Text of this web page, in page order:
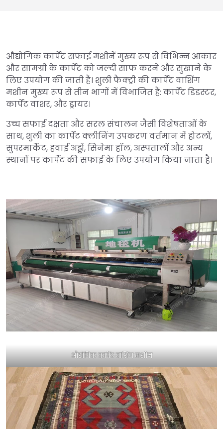
औद्योगिक कार्पेट सफाई मशीनें मुख्य रूप से विभिन्न आकार
और सामग्री के कार्पेट को जल्दी साफ करने और सुखाने के
लिए उपयोग की जाती हैं। शुली फैक्ट्री की कार्पेट वाशिंग
मशीन मुख्य रूप से तीन भागों में विभाजित हैं: कार्पेट डिडस्टर,
कार्पेट वाशर, और ड्रायर।
उच्च सफाई दक्षता और सरल संचालन जैसी विशेषताओं के
साथ, शुली का कार्पेट क्लीनिंग उपकरण वर्तमान में होटलों,
सुपरमार्केट, हवाई अड्डों, सिनेमा हॉल, अस्पतालों और अन्य
स्थानों पर कार्पेट की सफाई के लिए उपयोग किया जाता है।
औद्योगिक कार्पेट वाशिंग मशीन